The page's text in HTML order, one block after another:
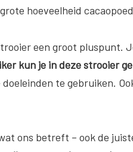
hoeveelheid
een groot pluspunt.
kun je in deze strooier
te gebruiken.
ons betreft – ook de